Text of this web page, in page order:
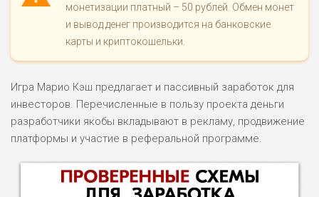
монетизации платный – 50 рублей. Обмен монет
и вывод денег производится на банковские
карты и криптокошельки.
Игра Марио Кэш предлагает и пассивный заработок для
инвесторов. Перечисленные в пользу проекта деньги
разработчики якобы вкладывают в рекламу, продвижение
платформы и участие в реферальной программе.